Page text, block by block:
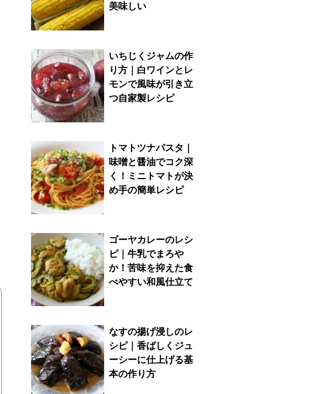
美味しい
いちじくジャムの作
り方｜白ワインとレ
モンで風味が引き立
つ自家製レシピ
トマトツナパスタ｜
味噌と醤油でコク深
く！ミニトマトが決
め手の簡単レシピ
ゴーヤカレーのレシ
ピ｜牛乳でまろや
か！苦味を抑えた食
べやすい和風仕立て
なすの揚げ浸しのレ
シピ｜香ばしくジュ
ーシーに仕上げる基
本の作り方